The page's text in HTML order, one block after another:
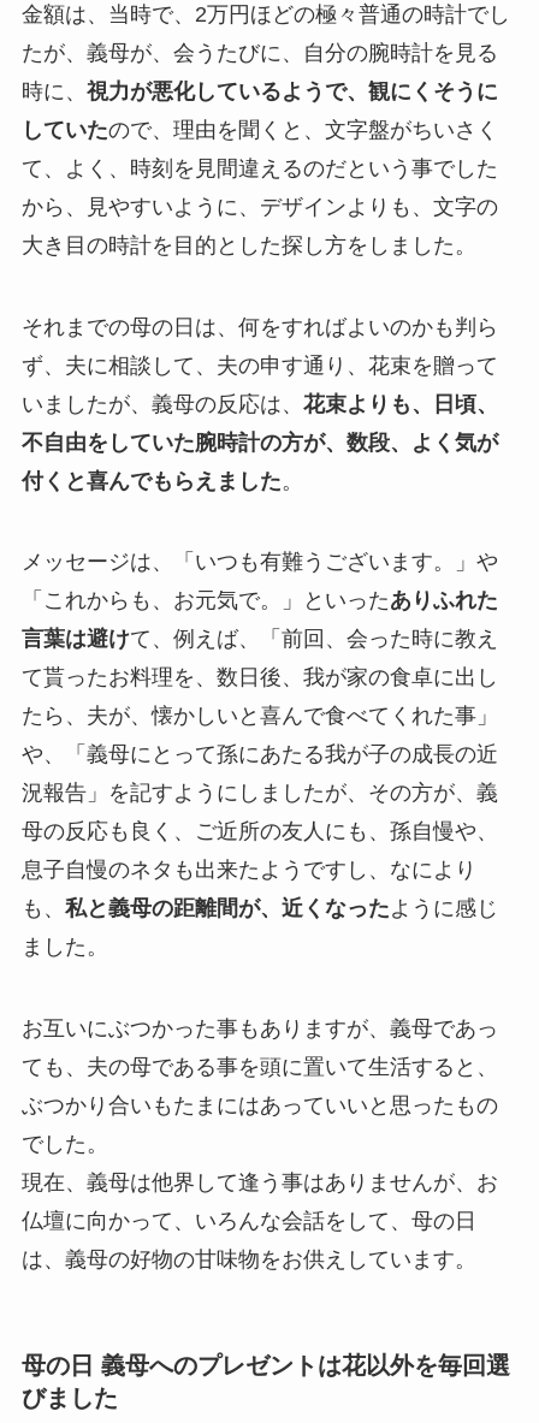
金額は、当時で、2万円ほどの極々普通の時計でし
たが、義母が、会うたびに、自分の腕時計を見る
時に、 視力が悪化しているようで、観にくそうに
していたので、理由を聞くと、文字盤がちいさく
て、よく、時刻を見間違えるのだという事でした
から、見やすいように、デザインよりも、文字の
大き目の時計を目的とした探し方をしました。
それまでの母の日は、何をすればよいのかも判ら
ず、夫に相談して、夫の申す通り、花束を贈って
いましたが、義母の反応は、 花束よりも、日頃、
不自由をしていた腕時計の方が、数段、よく気が
付くと喜んでもらえました。
メッセージは、「いつも有難うございます。」や
「これからも、お元気で。」といったありふれた
言葉は避けて、例えば、「前回、会った時に教え
て貰ったお料理を、数日後、我が家の食卓に出し
たら、夫が、懐かしいと喜んで食べてくれた事」
や、「義母にとって孫にあたる我が子の成長の近
況報告」を記すようにしましたが、その方が、義
母の反応も良く、ご近所の友人にも、孫自慢や、
息子自慢のネタも出来たようですし、なにより
も、 私と義母の距離間が、近くなったように感じ
ました。
お互いにぶつかった事もありますが、義母であっ
ても、夫の母である事を頭に置いて生活すると、
ぶつかり合いもたまにはあっていいと思ったもの
でした。
現在、義母は他界して逢う事はありませんが、お
仏壇に向かって、いろんな会話をして、母の日
は、義母の好物の甘味物をお供えしています。
母の日 義母へのプレゼントは花以外を毎回選
びました